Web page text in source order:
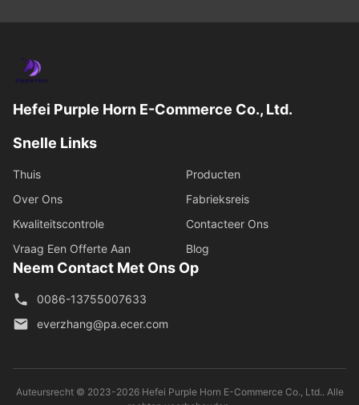
Hefei Purple Horn E-Commerce Co., Ltd.
Snelle Links
Thuis
Producten
Over Ons
Fabrieksreis
Kwaliteitscontrole
Contacteer Ons
Vraag Een Offerte Aan
Blog
Neem Contact Met Ons Op
0086-13755007633
everzhang@pa.ecer.com
Auteursrecht © 2023-2026 Hefei Purple Horn E-Commerce Co., Ltd.. Alle